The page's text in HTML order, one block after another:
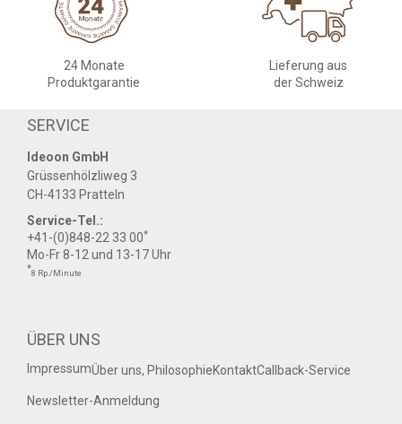
24 Monate
Produktgarantie
Lieferung aus
der Schweiz
SERVICE
Ideoon GmbH
Grüssenhölzliweg 3
CH-4133 Pratteln
Service-Tel.:
+41-(0)848-22 33 00*
Mo-Fr 8-12 und 13-17 Uhr
*8 Rp./Minute
ÜBER UNS
ImpressumÜber uns, PhilosophieKontaktCallback-Service
Newsletter-Anmeldung